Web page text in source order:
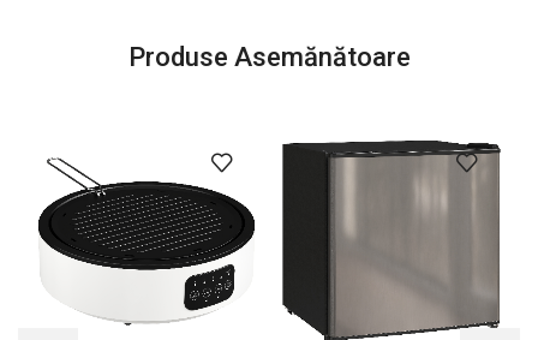
Produse Asemănătoare